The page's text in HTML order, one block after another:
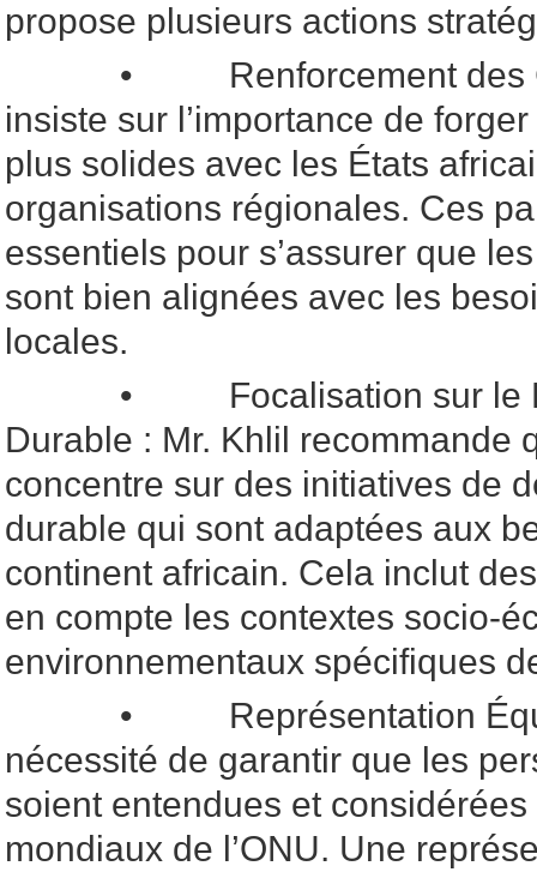
propose plusieurs actions
• Renforcement des
insiste sur l’importance de
plus solides avec les États
organisations régionales. Ces
essentiels pour s’assurer que
sont bien alignées avec les
locales.
• Focalisation sur le
Durable : Mr. Khlil recommande
concentre sur des initiatives de
durable qui sont adaptées aux
continent africain. Cela inclut
en compte les contextes socio-
environnementaux spécifiques
• Représentation
nécessité de garantir que les
soient entendues et
mondiaux de l’ONU. Une